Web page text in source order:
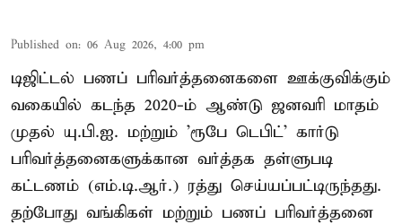
Published on: 06 Aug 2026, 4:00 pm
டிஜிட்டல் பணப் பரிவர்த்தனைகளை ஊக்குவிக்கும்
வகையில் கடந்த 2020-ம் ஆண்டு ஜனவரி மாதம்
முதல் யு.பி.ஐ. மற்றும் 'ரூபே டெபிட்' கார்டு
பரிவர்த்தனைகளுக்கான வர்த்தக தள்ளுபடி
கட்டணம் (எம்.டி.ஆர்.) ரத்து செய்யப்பட்டிருந்தது.
தற்போது வங்கிகள் மற்றும் பணப் பரிவர்த்தனை